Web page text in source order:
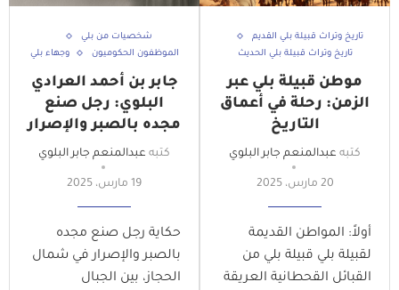
تاريخ وتراث قبيلة بلي القديم
تاريخ وتراث قبيلة بلي الحديث
موطن قبيلة بلي عبر
الزمن: رحلة في أعماق
التاريخ
كتبه عبدالمنعم جابر البلوي
20 مارس، 2025
أولاً: المواطن القديمة
لقبيلة بلي قبيلة بلي من
القبائل القحطانية العريقة
شخصيات من بلي
الموظفون الحكوميون
وجهاء بلي
جابر بن أحمد العرادي
البلوي: رجل صنع
مجده بالصبر والإصرار
كتبه عبدالمنعم جابر البلوي
19 مارس، 2025
حكاية رجل صنع مجده
بالصبر والإصرار في شمال
الحجاز، بين الجبال